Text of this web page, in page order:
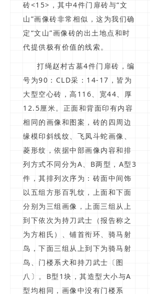
砖<15>，其中4件门扉砖与“文
山”画像砖非常相似，这为我们确
定“文山”画像砖的出土地点和时
代提供极有价值的线索。
打绳赵村古墓4件门扉砖，编
号为90：CLD采：14-17，皆为
大型空心砖，高116、宽44、厚
12.5厘米。正面和背面印有内容
相同的画像和图案，砖的四周边
缘模印斜线纹、飞凤斗蛇画像、
菱形纹，依据中部画像内容和排
列方式不同分为A、B两型，A型3
件，其排列次序为：砖面中间饰
以五组方形百乳纹，上面和下面
分别为三组画像，上面三组从上
到下依次为持刀武士（报告称之
为方相氏）、铺首衔环、骑马射
鸟，下面三组从上到下为骑马射
鸟、门楼系犬和持刀武士〔图
八〕。B型1块，其造型大小与A
型均相同，画像中没有门楼系